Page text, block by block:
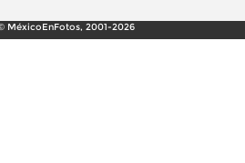
MéxicoEnFotos, 2001-2026